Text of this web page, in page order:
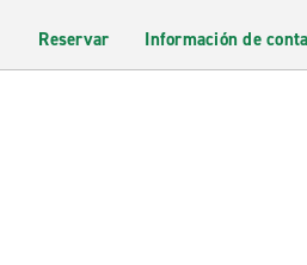
Reservar Información de